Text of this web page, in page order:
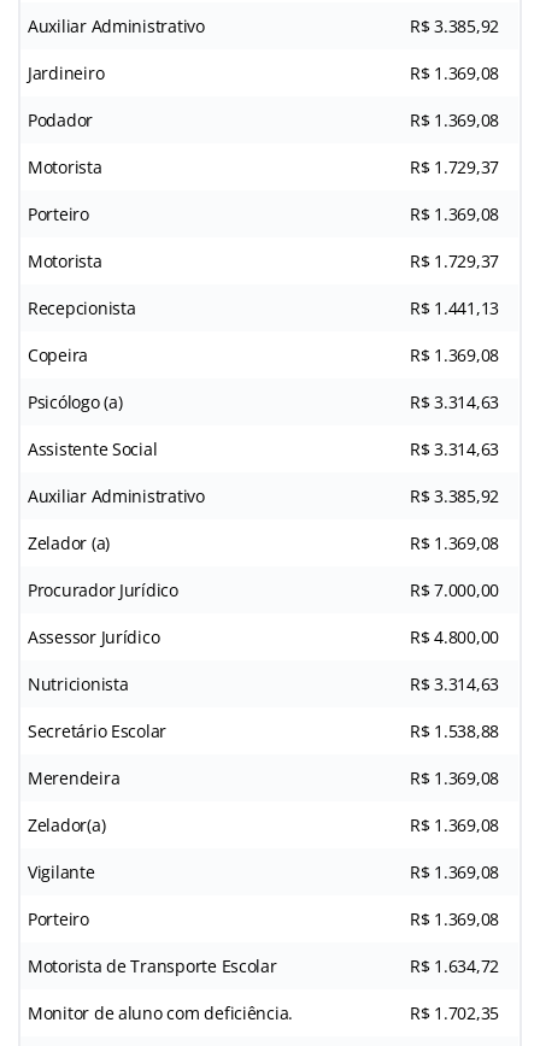
Auxiliar Administrativo R$ 3.385,92
Jardineiro R$ 1.369,08
Podador R$ 1.369,08
Motorista R$ 1.729,37
Porteiro R$ 1.369,08
Motorista R$ 1.729,37
Recepcionista R$ 1.441,13
Copeira R$ 1.369,08
Psicólogo (a) R$ 3.314,63
Assistente Social R$ 3.314,63
Auxiliar Administrativo R$ 3.385,92
Zelador (a) R$ 1.369,08
Procurador Jurídico R$ 7.000,00
Assessor Jurídico R$ 4.800,00
Nutricionista R$ 3.314,63
Secretário Escolar R$ 1.538,88
Merendeira R$ 1.369,08
Zelador(a) R$ 1.369,08
Vigilante R$ 1.369,08
Porteiro R$ 1.369,08
Motorista de Transporte Escolar R$ 1.634,72
Monitor de aluno com deficiência. R$ 1.702,35